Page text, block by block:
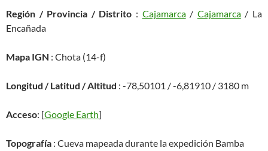
Región / Provincia / Distrito : Cajamarca/ Cajamarca/ La
Encañada
Mapa IGN : Chota (14-f)
Longitud / Latitud / Altitud : -78,50101 / -6,81910 / 3180 m
Acceso: [Google Earth]
Topografía : Cueva mapeada durante la expedición Bamba